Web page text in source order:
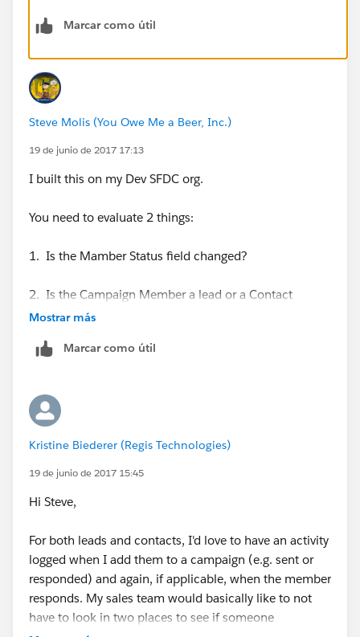
Marcar como útil
Steve Molis (You Owe Me a Beer, Inc.)
19 de junio de 2017 17:13
I built this on my Dev SFDC org.
You need to evaluate 2 things:
1. Is the Mamber Status field changed?
2. Is the Campaign Member a lead or a Contact
a Contact and the other if it's a Lead
Mostrar más
Marcar como útil
Kristine Biederer (Regis Technologies)
19 de junio de 2017 15:45
Hi Steve,
For both leads and contacts, I'd love to have an activity
logged when I add them to a campaign (e.g. sent or
responded) and again, if applicable, when the member
responds. My sales team would basically like to not
have to look in two places to see if someone